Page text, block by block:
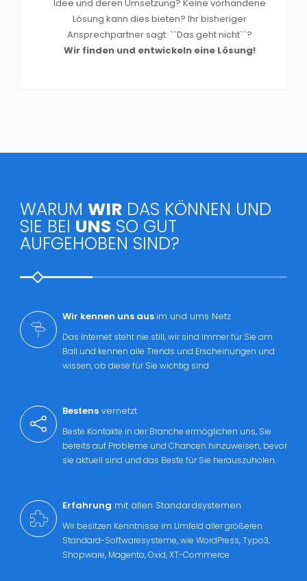
Idee und deren Umsetzung? Keine vorhandene
Lösung kann dies bieten? Ihr bisheriger
Ansprechpartner sagt: ``Das geht nicht``?
Wir finden und entwickeln eine Lösung!
WARUM WIRDAS KÖNNEN UND
SIE BEI UNS SO GUT
AUFGEHOBEN SIND?
Wir kennen uns aus im und ums Netz
Das Internet steht nie still, wir sind immer für Sie am
Ball und kennen alle Trends und Erscheinungen und
wissen, ob diese für Sie wichtig sind
Bestensvernetzt
Beste Kontakte in der Branche ermöglichen uns, Sie
bereits auf Probleme und Chancen hinzuweisen, bevor
sie aktuell sind und das Beste für Sie herauszuholen.
Erfahrung mit allen Standardsystemen
Wir besitzen Kenntnisse im Umfeld aller größeren
Standard-Softwaresysteme, wie WordPress, Typo3,
Shopware, Magento, Oxid, XT-Commerce